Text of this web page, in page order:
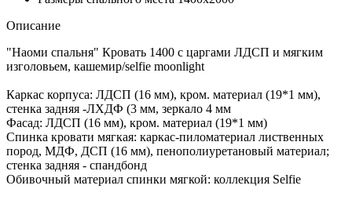
Описание
"Наоми спальня" Кровать 1400 с царгами ЛДСП и мягким
изголовьем, кашемир/selfie moonlight
Каркас корпуса: ЛДСП (16 мм), кром. материал (19*1 мм),
стенка задняя -ЛХДФ (3 мм, зеркало 4 мм
Фасад: ЛДСП (16 мм), кром. материал (19*1 мм)
Спинка кровати мягкая: каркас-пиломатериал лиственных
пород, МДФ, ДСП (16 мм), пенополиуретановый материал;
стенка задняя - спандбонд
Обивочный материал спинки мягкой: коллекция Selfie